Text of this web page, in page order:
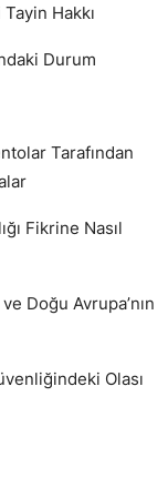
Hakkı
Durum
Tarafından
Fikrine Nasıl
Doğu Avrupa’nın
Olası